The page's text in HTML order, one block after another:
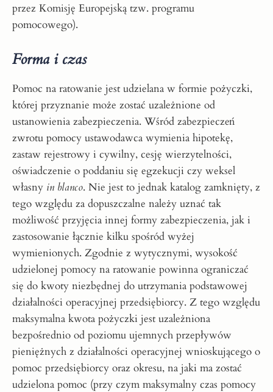
przez Komisję Europejską tzw. programu
pomocowego).
Forma i czas
Pomoc na ratowanie jest udzielana w formie pożyczki,
której przyznanie może zostać uzależnione od
ustanowienia zabezpieczenia. Wśród zabezpieczeń
zwrotu pomocy ustawodawca wymienia hipotekę,
zastaw rejestrowy i cywilny, cesję wierzytelności,
oświadczenie o poddaniu się egzekucji czy weksel
własny in blanco. Nie jest to jednak katalog zamknięty, z
tego względu za dopuszczalne należy uznać tak
możliwość przyjęcia innej formy zabezpieczenia, jak i
zastosowanie łącznie kilku spośród wyżej
wymienionych. Zgodnie z wytycznymi, wysokość
udzielonej pomocy na ratowanie powinna ograniczać
się do kwoty niezbędnej do utrzymania podstawowej
działalności operacyjnej przedsiębiorcy. Z tego względu
maksymalna kwota pożyczki jest uzależniona
bezpośrednio od poziomu ujemnych przepływów
pieniężnych z działalności operacyjnej wnioskującego o
pomoc przedsiębiorcy oraz okresu, na jaki ma zostać
udzielona pomoc (przy czym maksymalny czas pomocy